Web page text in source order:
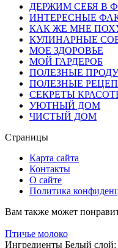
ДЕРЖИМ СЕБЯ В
ИНТЕРЕСНЫЕ
КАК ЖЕ МНЕ
КУЛИНАРНЫЕ
МОЕ ЗДОРОВЬЕ
МОЙ ГАРДЕРОБ
ПОЛЕЗНЫЕ
ПОЛЕЗНЫЕ
СЕКРЕТЫ
УЮТНЫЙ ДОМ
ЧИСТЫЙ ДОМ
Страницы
Карта сайта
Контакты
О сайте
Политика
Вам также может
Птичье молоко
Ингредиенты Белый слой: